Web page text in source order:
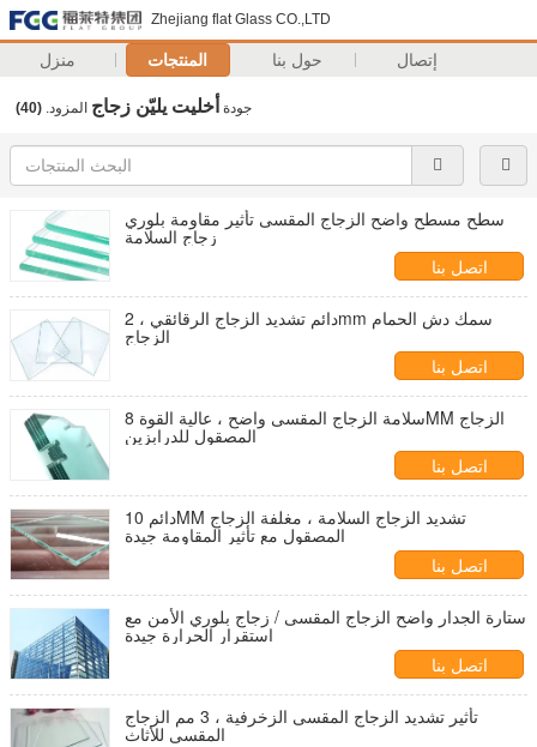
Zhejiang flat Glass CO.,LTD
منزل المنتجات حول بنا إتصال
جودة أخليت يليّن زجاج المزود. (40)
سطح مسطح واضح الزجاج المقسى تأثير مقاومة بلوري
زجاج السلامة
اتصل بنا
دائم تشديد الزجاج الرقائقي ، 2mm سمك دش الحمام
الزجاج
اتصل بنا
سلامة الزجاج المقسى واضح ، عالية القوة 8MM الزجاج
المصقول للدرابزين
اتصل بنا
دائم 10MM تشديد الزجاج السلامة ، مغلفة الزجاج
المصقول مع تأثير المقاومة جيدة
اتصل بنا
ستارة الجدار واضح الزجاج المقسى / زجاج بلوري الأمن مع
استقرار الحرارة جيدة
اتصل بنا
تأثير تشديد الزجاج المقسى الزخرفية ، 3 مم الزجاج
المقسى للأثاث